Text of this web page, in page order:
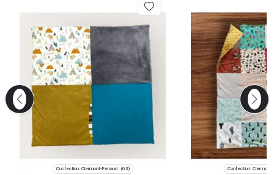
Confection: Clermont-Ferrand (63) Confection: Clermont-